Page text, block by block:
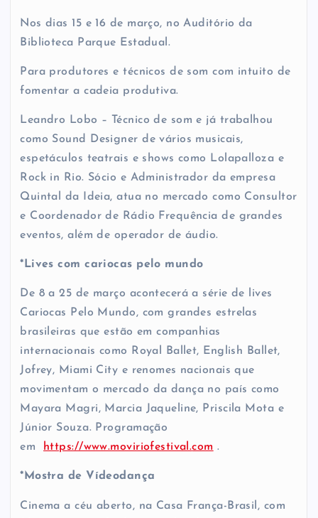
Nos dias 15 e 16 de março, no Auditório da
Biblioteca Parque Estadual.
Para produtores e técnicos de som com intuito de
fomentar a cadeia produtiva.
Leandro Lobo – Técnico de som e já trabalhou
como Sound Designer de vários musicais,
espetáculos teatrais e shows como Lolapalloza e
Rock in Rio. Sócio e Administrador da empresa
Quintal da Ideia, atua no mercado como Consultor
e Coordenador de Rádio Frequência de grandes
eventos, além de operador de áudio.
*Lives com cariocas pelo mundo
De 8 a 25 de março acontecerá a série de lives
Cariocas Pelo Mundo, com grandes estrelas
brasileiras que estão em companhias
internacionais como Royal Ballet, English Ballet,
Jofrey, Miami City e renomes nacionais que
movimentam o mercado da dança no país como
Mayara Magri, Marcia Jaqueline, Priscila Mota e
Júnior Souza. Programação
em https://www.moviriofestival.com .
*Mostra de Vídeodança
Cinema a céu aberto, na Casa França-Brasil, com